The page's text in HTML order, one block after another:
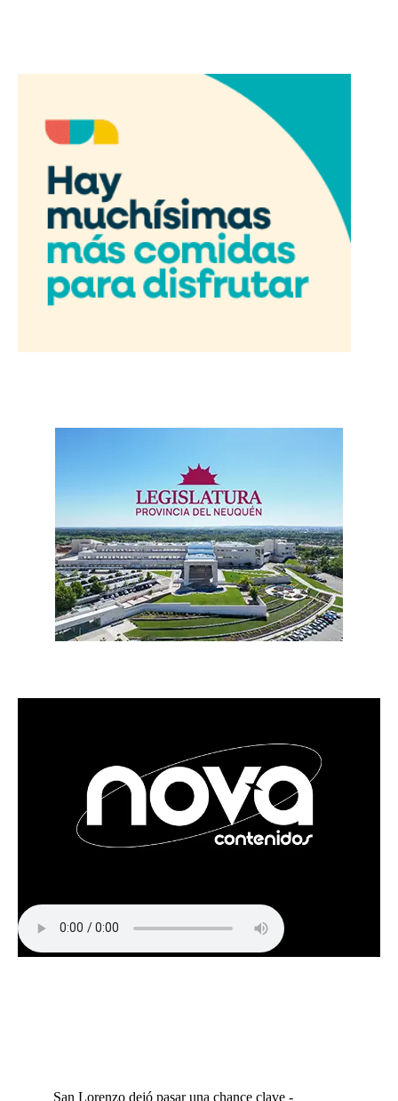
San Lorenzo dejó pasar una chance clave -